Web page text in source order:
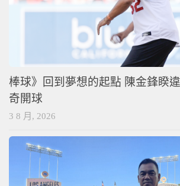
棒球》回到夢想的起點 陳金鋒睽
奇開球
3 8 月, 2026